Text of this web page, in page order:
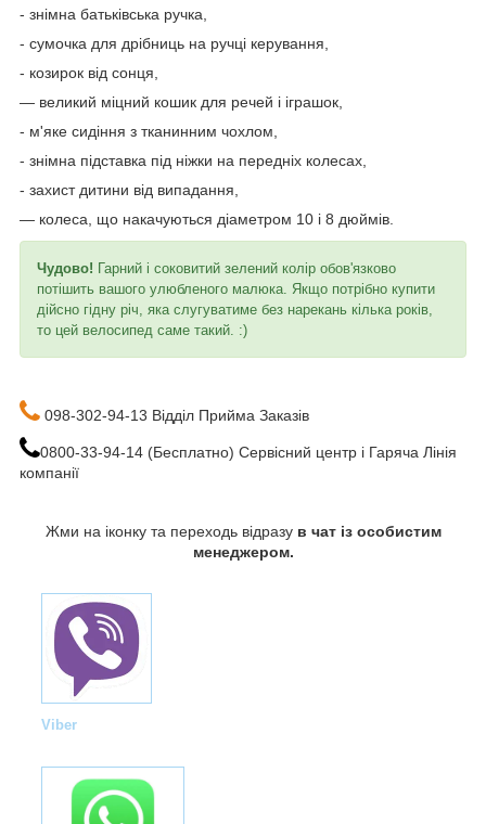
- знімна батьківська ручка,
- сумочка для дрібниць на ручці керування,
- козирок від сонця,
— великий міцний кошик для речей і іграшок,
- м'яке сидіння з тканинним чохлом,
- знімна підставка під ніжки на передніх колесах,
- захист дитини від випадання,
— колеса, що накачуються діаметром 10 і 8 дюймів.
Чудово! Гарний і соковитий зелений колір обов'язково
потішить вашого улюбленого малюка. Якщо потрібно купити
дійсно гідну річ, яка слугуватиме без нарекань кілька років,
то цей велосипед саме такий. :)
098-302-94-13 Відділ Прийма Заказів
0800-33-94-14 (Бесплатно) Сервісний центр і Гаряча Лінія
компанії
Жми на іконку та переходь відразу в чат із особистим
менеджером.
Viber